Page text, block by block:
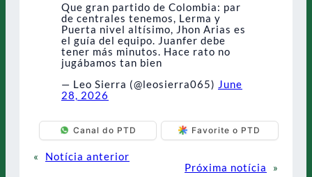
Que gran partido de Colombia: par
de centrales tenemos, Lerma y
Puerta nivel altísimo, Jhon Arias es
el guía del equipo. Juanfer debe
tener más minutos. Hace rato no
jugábamos tan bien
— Leo Sierra (@leosierra065) June
28, 2026
Canal do PTD Favorite o PTD
«
Notícia anterior
Próxima notícia
»